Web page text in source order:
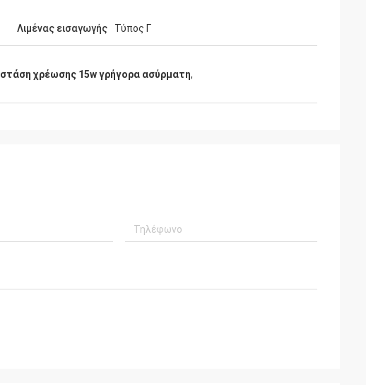
Λιμένας εισαγωγής Τύπος Γ
στάση χρέωσης 15w γρήγορα ασύρματη,